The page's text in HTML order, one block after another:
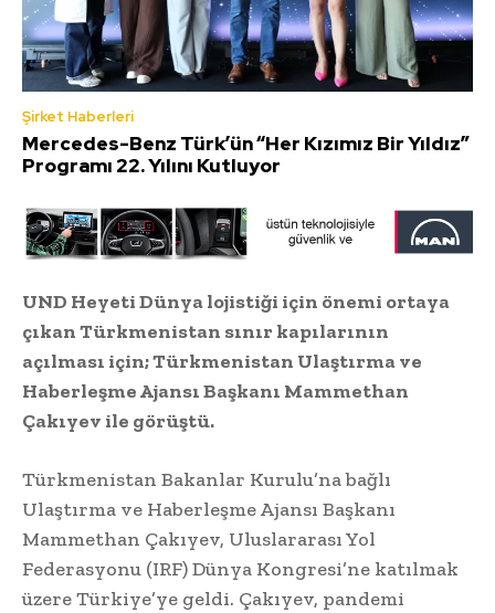
Şirket Haberleri
Mercedes-Benz Türk’ün “Her Kızımız Bir Yıldız”
Programı 22. Yılını Kutluyor
UND Heyeti Dünya lojistiği için önemi ortaya
çıkan Türkmenistan sınır kapılarının
açılması için; Türkmenistan Ulaştırma ve
Haberleşme Ajansı Başkanı Mammethan
Çakıyev ile görüştü.
Türkmenistan Bakanlar Kurulu’na bağlı
Ulaştırma ve Haberleşme Ajansı Başkanı
Mammethan Çakıyev, Uluslararası Yol
Federasyonu (IRF) Dünya Kongresi’ne katılmak
üzere Türkiye’ye geldi. Çakıyev, pandemi